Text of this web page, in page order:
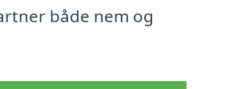
både nem og